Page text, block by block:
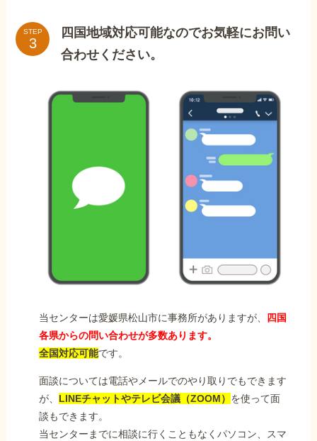
STEP
四国地域対応可能なのでお気軽にお問い
合わせください。
当センターは愛媛県松山市に事務所がありますが、
四国
各県からの問い合わせが多数あります。
全国対応可能です。
面談については電話やメールでのやり取りでもできます
が、 LINEチャットやテレビ会議（ZOOM） を使って面
談もできます。
当センターまでに相談に行くこともなくパソコン、スマ